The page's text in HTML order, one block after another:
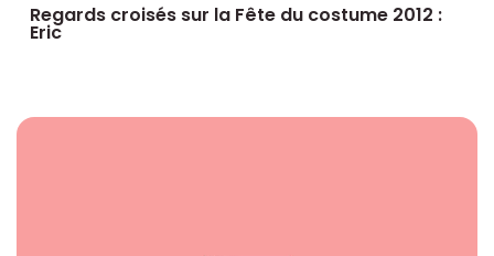
Regards croisés sur la Fête du costume 2012 :
Eric